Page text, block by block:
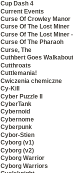
Cup Dash 4
Current Events
Curse Of Crowley Manor
Curse Of The Lost Miner
Curse Of The Lost Miner
Curse Of The Pharaoh
Curse, The
Cuthbert Goes Walkabout
Cutthroats
Cuttlemania!
Cwiczenia chemiczne
Cy-Kill
Cyber Puzzle II
CyberTank
Cybernoid
Cybernome
Cyberpunk
Cybor-Stien
Cyborg (v1)
Cyborg (v2)
Cyborg Warrior
Cyborg Warriors